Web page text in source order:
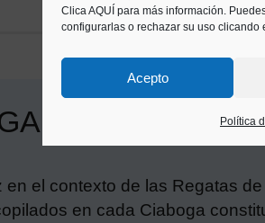
Clica AQUÍ para más información.
configurarlas o rechazar su uso clicando
Acepto
Política
el contexto de las Regatas
en cada Ciaboga